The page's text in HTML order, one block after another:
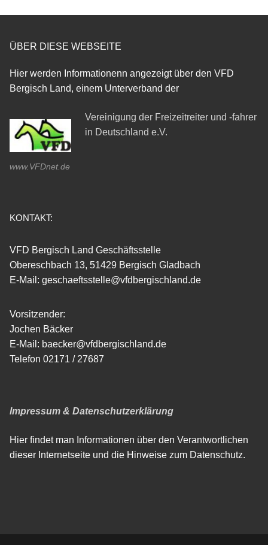
ÜBER DIESE WEBSEITE
Hier werden Informationenn angezeigt über den VFD
Bergisch Land, einem Unterverband der
www.VFDnet.de
Vereinigung der Freizeitreiter und -fahrer
in Deutschland e.V.
KONTAKT:
VFD Bergisch Land Geschäftsstelle
Obereschbach 13, 51429 Bergisch Gladbach
E-Mail: geschaeftsstelle@vfdbergischland.de
Vorsitzender:
Jochen Bäcker
E-Mail: baecker@vfdbergischland.de
Telefon 02171 / 27687
Impressum & Datenschutzerklärung
Hier findet man Informationen über den Verantwortlichen
dieser Internetseite und die Hinweise zum Datenschutz.